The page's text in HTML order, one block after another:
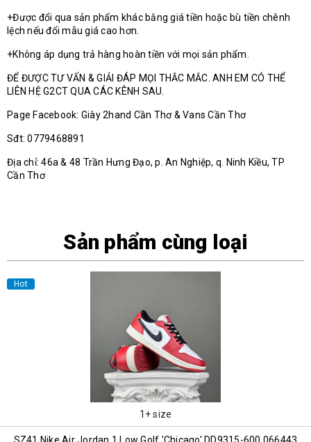
+Được đổi qua sản phẩm khác bằng giá tiền hoặc bù tiền chênh
lệch nếu đổi mẫu giá cao hơn.
+Không áp dụng trả hàng hoàn tiền với mọi sản phẩm.
ĐỂ ĐƯỢC TƯ VẤN & GIẢI ĐÁP MỌI THẮC MẮC. ANH EM CÓ THỂ
LIÊN HỆ G2CT QUA CÁC KÊNH SAU.
Page Facebook: Giày 2hand Cần Thơ & Vans Cần Thơ
Sđt: 0779468891
Địa chỉ: 46a & 48 Trần Hưng Đạo, p. An Nghiệp, q. Ninh Kiều, TP
Cần Thơ
Sản phẩm cùng loại
Hot
1+ size
SZ41 Nike Air Jordan 1 Low Golf 'Chicago' DD9315-600 066443